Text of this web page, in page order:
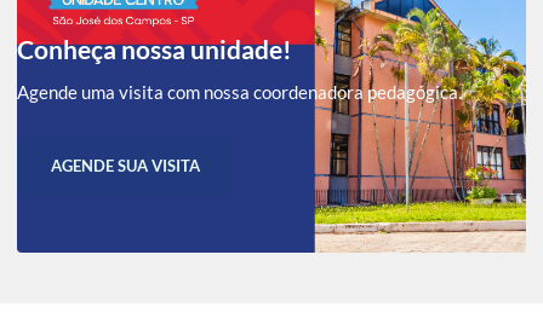
Conheça nossa unidade!
Agende uma visita com nossa coordenadora pedagógica.
AGENDE SUA VISITA